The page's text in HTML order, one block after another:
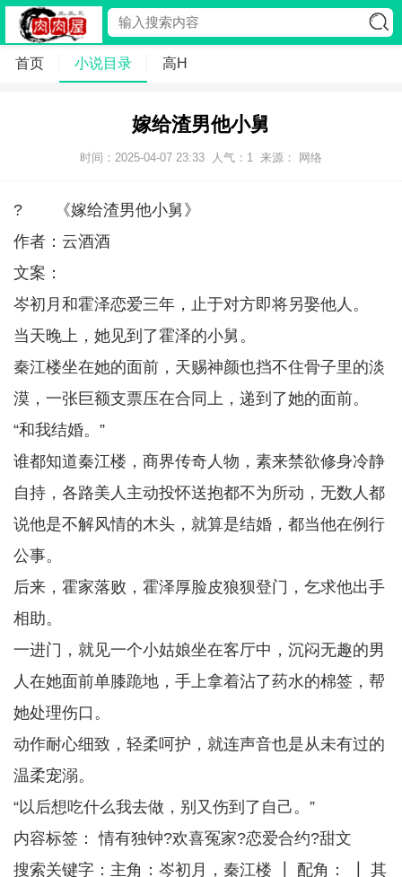
首页 小说目录 高H
嫁给渣男他小舅
时间：2025-04-07 23:33 人气： 1 来源： 网络
? 《嫁给渣男他小舅》
作者：云酒酒
文案：
岑初月和霍泽恋爱三年，止于对方即将另娶他人。
当天晚上，她见到了霍泽的小舅。
秦江楼坐在她的面前，天赐神颜也挡不住骨子里的淡
漠，一张巨额支票压在合同上，递到了她的面前。
“和我结婚。”
谁都知道秦江楼，商界传奇人物，素来禁欲修身冷静
自持，各路美人主动投怀送抱都不为所动，无数人都
说他是不解风情的木头，就算是结婚，都当他在例行
公事。
后来，霍家落败，霍泽厚脸皮狼狈登门，乞求他出手
相助。
一进门，就见一个小姑娘坐在客厅中，沉闷无趣的男
人在她面前单膝跪地，手上拿着沾了药水的棉签，帮
她处理伤口。
动作耐心细致，轻柔呵护，就连声音也是从未有过的
温柔宠溺。
“以后想吃什么我去做，别又伤到了自己。”
内容标签： 情有独钟?欢喜冤家?恋爱合约?甜文
搜索关键字：主角：岑初月，秦江楼 ┃ 配角： ┃ 其